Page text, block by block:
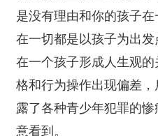
是没有理由和你的孩子
在一切都是以孩子为出
在一个孩子形成人生观
格和行为操作出现偏差
露了各种青少年犯罪的
意看到。